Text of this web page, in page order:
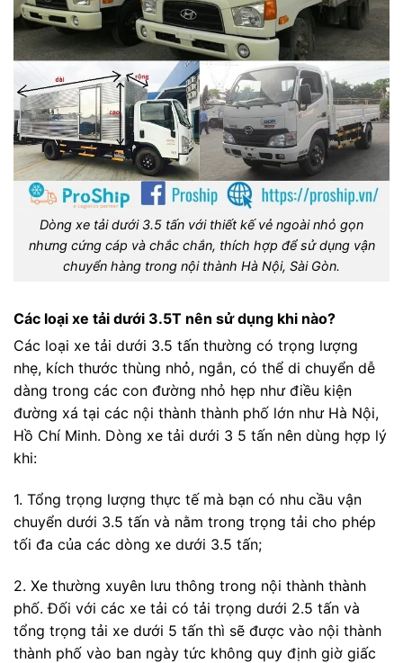
Dòng xe tải dưới 3.5 tấn với thiết kế vẻ ngoài nhỏ gọn
nhưng cứng cáp và chắc chắn, thích hợp để sử dụng vận
chuyển hàng trong nội thành Hà Nội, Sài Gòn.
Các loại xe tải dưới 3.5T nên sử dụng khi nào?
Các loại xe tải dưới 3.5 tấn thường có trọng lượng
nhẹ, kích thước thùng nhỏ, ngắn, có thể di chuyển dễ
dàng trong các con đường nhỏ hẹp như điều kiện
đường xá tại các nội thành thành phố lớn như Hà Nội,
Hồ Chí Minh. Dòng xe tải dưới 3 5 tấn nên dùng hợp lý
khi:
1. Tổng trọng lượng thực tế mà bạn có nhu cầu vận
chuyển dưới 3.5 tấn và nằm trong trọng tải cho phép
tối đa của các dòng xe dưới 3.5 tấn;
2. Xe thường xuyên lưu thông trong nội thành thành
phố. Đối với các xe tải có tải trọng dưới 2.5 tấn và
tổng trọng tải xe dưới 5 tấn thì sẽ được vào nội thành
thành phố vào ban ngày tức không quy định giờ giấc